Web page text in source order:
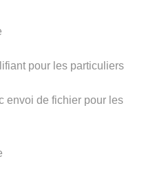
pour les particuliers
envoi de fichier pour les